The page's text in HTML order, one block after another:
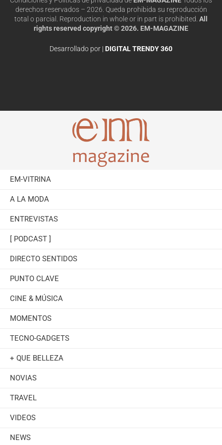
derechos reservados – 2026. Queda prohibida su reproducción
total o parcial. Reproduction in whole or in part is prohibited. All
rights reserved copyright © 2026. EM-MAGAZINE
Desarrollado por | DIGITAL TRENDY 360
EM-VITRINA
A LA MODA
ENTREVISTAS
[ PODCAST ]
DIRECTO SENTIDOS
PUNTO CLAVE
CINE & MÚSICA
MOMENTOS
TECNO-GADGETS
+ QUE BELLEZA
NOVIAS
TRAVEL
VIDEOS
NEWS